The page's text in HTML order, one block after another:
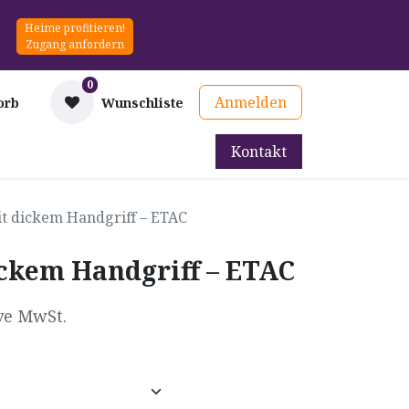
Heime profitieren!
Zugang anfordern
0
Wunschliste Anmelden
Mieten
Kontakt
dickem Handgriff – ETAC
Handgriff – ETAC
MwSt.